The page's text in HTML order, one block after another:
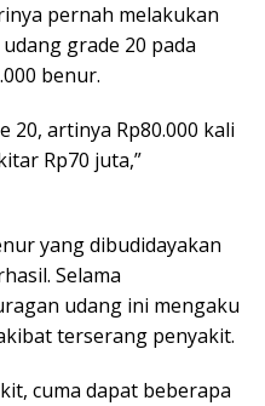
pernah melakukan
grade 20 pada
benur.
20, artinya Rp80.000 kali
Rp70 juta,”
yang dibudidayakan
Selama
udang ini mengaku
terserang penyakit.
cuma dapat beberapa